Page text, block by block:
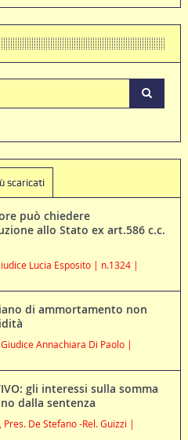
scaricati
può chiedere
allo Stato ex art.586 c.c.
Lucia Esposito | n.1324 |
di ammortamento non
Annachiara Di Paolo |
gli interessi sulla somma
dalla sentenza
De Stefano -Rel. Guizzi |